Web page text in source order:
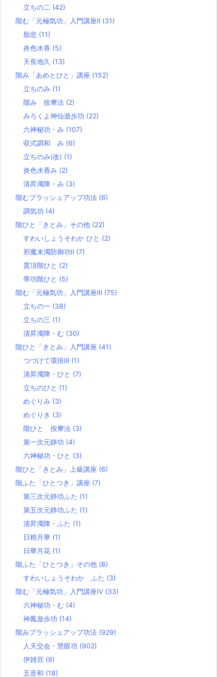
立ちの二 (42)
階む「元極気功」入門講座Ⅱ (31)
胎息 (11)
炎色水香 (5)
天長地久 (13)
階み「あめとひと」講座 (152)
立ちのみ (1)
階み 按摩法 (2)
みろくよ神仙遊歩功 (22)
六神秘功・み (107)
収式調和 み (6)
立ちのみ(改) (1)
炎色水香み (2)
清昇濁降・み (3)
階むブラッシュアップ功法 (6)
調気功 (4)
階ひと「きとみ」その他 (22)
すわいしょうそわか ひと (2)
邪魔末濁防御功Ⅱ (7)
貫頂階ひと (2)
帯功階ひと (5)
階む「元極気功」入門講座Ⅲ (75)
立ちの一 (38)
立ちの三 (1)
清昇濁降・む (30)
階ひと「きとみ」入門講座 (41)
つづけて環排Ⅲ (1)
清昇濁降・ひと (7)
立ちのひと (1)
めぐりみ (3)
めぐりき (3)
階ひと 按摩法 (3)
第一次元静功 (4)
六神秘功・ひと (3)
階ひと「きとみ」上級講座 (6)
階ふた「ひとつき」講座 (7)
第三次元静功ふた (1)
第五次元静功ふた (1)
清昇濁降・ふた (1)
日精月華 (1)
日華月花 (1)
階ふた「ひとつき」その他 (8)
すわいしょうそわか ふた (3)
階む「元極気功」入門講座Ⅳ (33)
六神秘功・む (4)
神鳳遊歩功 (14)
階みブラッシュアップ功法 (929)
人天交会・慧眼功 (902)
伊雑宮 (9)
五音和 (18)